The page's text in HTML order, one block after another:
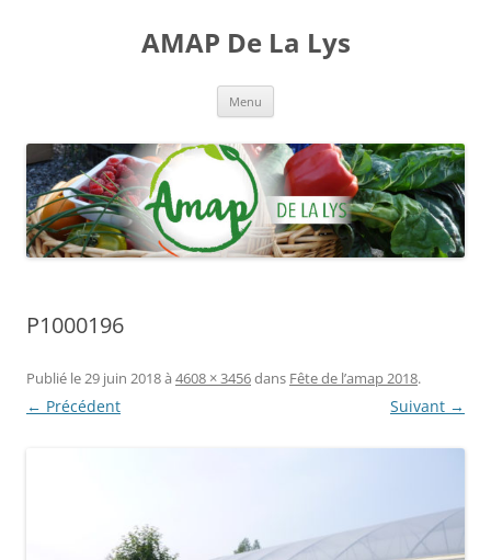
AMAP De La Lys
Menu
P1000196
Publié le29 juin 2018à 4608 × 3456dans Fête de l’amap 2018.
← Précédent Suivant →